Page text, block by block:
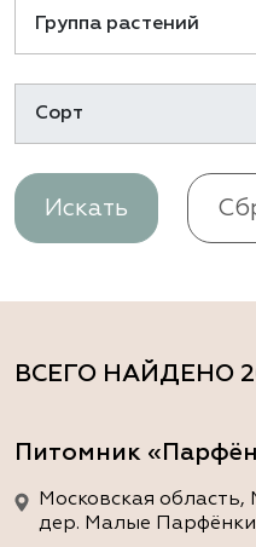
Искать
ВСЕГО НАЙДЕНО
Питомник
Московская
дер. Малые